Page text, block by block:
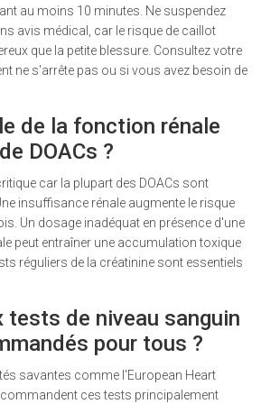
au moins 10 minutes. Ne suspendez
avis médical, car le risque de caillot
que la petite blessure. Consultez votre
ne s'arrête pas ou si vous avez besoin de
de la fonction rénale
DOACs ?
car la plupart des DOACs sont
insuffisance rénale augmente le risque
Un dosage inadéquat en présence d'une
peut entraîner une accumulation toxique
réguliers de la créatinine sont essentiels
tests de niveau sanguin
pour tous ?
savantes comme l'European Heart
ces tests principalement